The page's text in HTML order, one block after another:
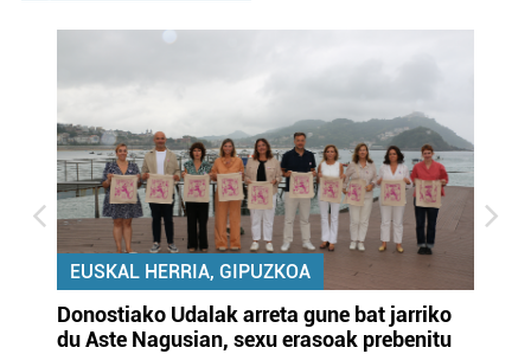
EUSKAL HERRIA, GIPUZKOA
Donostiako Udalak arreta gune bat jarriko
du Aste Nagusian, sexu erasoak prebenitu